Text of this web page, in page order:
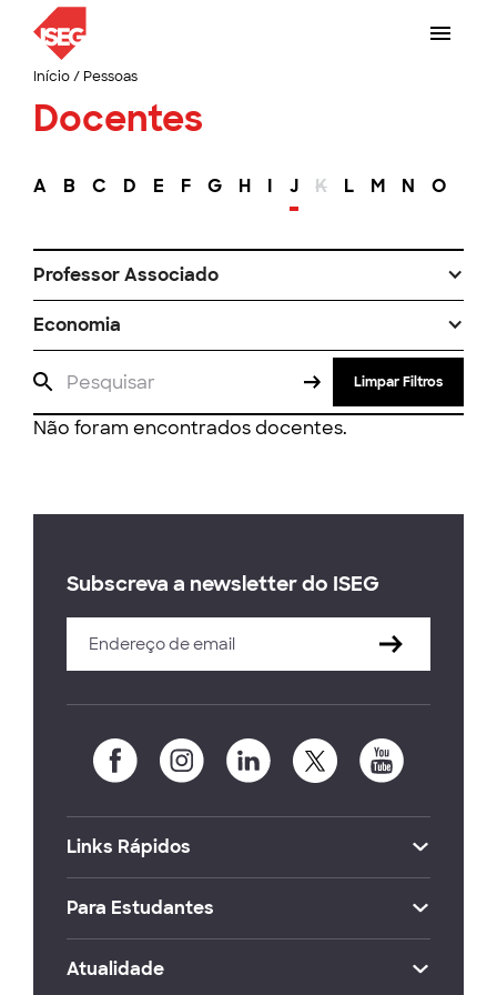
Início/ Pessoas
Docentes
A B C D E F G H I J K L M N O
Professor Associado
Economia
Limpar Filtros
Não foram encontrados docentes.
Subscreva a newsletter do ISEG
Links Rápidos
Para Estudantes
Atualidade